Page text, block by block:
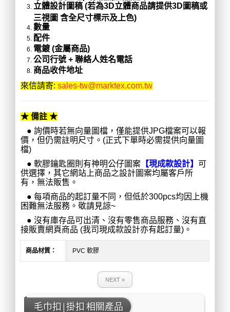
立體設計圖稿 (若為3D立體商品請提供3D圖稿或
三視圖 含全尺寸標示及上色)
數量
配件
電鍍 (金屬商品)
公司行號 + 聯絡人姓名電話
商品收件地址
來信請寄:sales-tw@marktex.com.tw
★ 備註 ★
● 詢價時若無向量圖檔，僅能提供JPG檔案可以報
價，但仍需註明尺寸。(正式下單時必需提供向量圖
檔)
●軟膠鑰匙圈則有神明公仔圖案 【現成款設計】可
供選擇，其它網站上商品之設計圖案均屬客戶所
有，無法販售。
●每項商品的起訂量不同，但低於300pcs均因上機
困難無法服務。敬請見諒~
●沒有庫存品可出清、沒有零售商品服務、沒有直
接販賣網頁商品 (我司現成款設計亦有起訂量)。
商品材質： PVC 軟膠
NEXT »
毛巾扣|掛扣 相關產品